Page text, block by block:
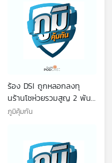
ร้อง DSI ถูกหลอกลงทุ
นร้านโชห่วยรวมสูญ 2 พัน
ล้าน / จองตั๋วเครื่องบินกับ
หลอกหรือไม่
ภูมิคุ้มกัน